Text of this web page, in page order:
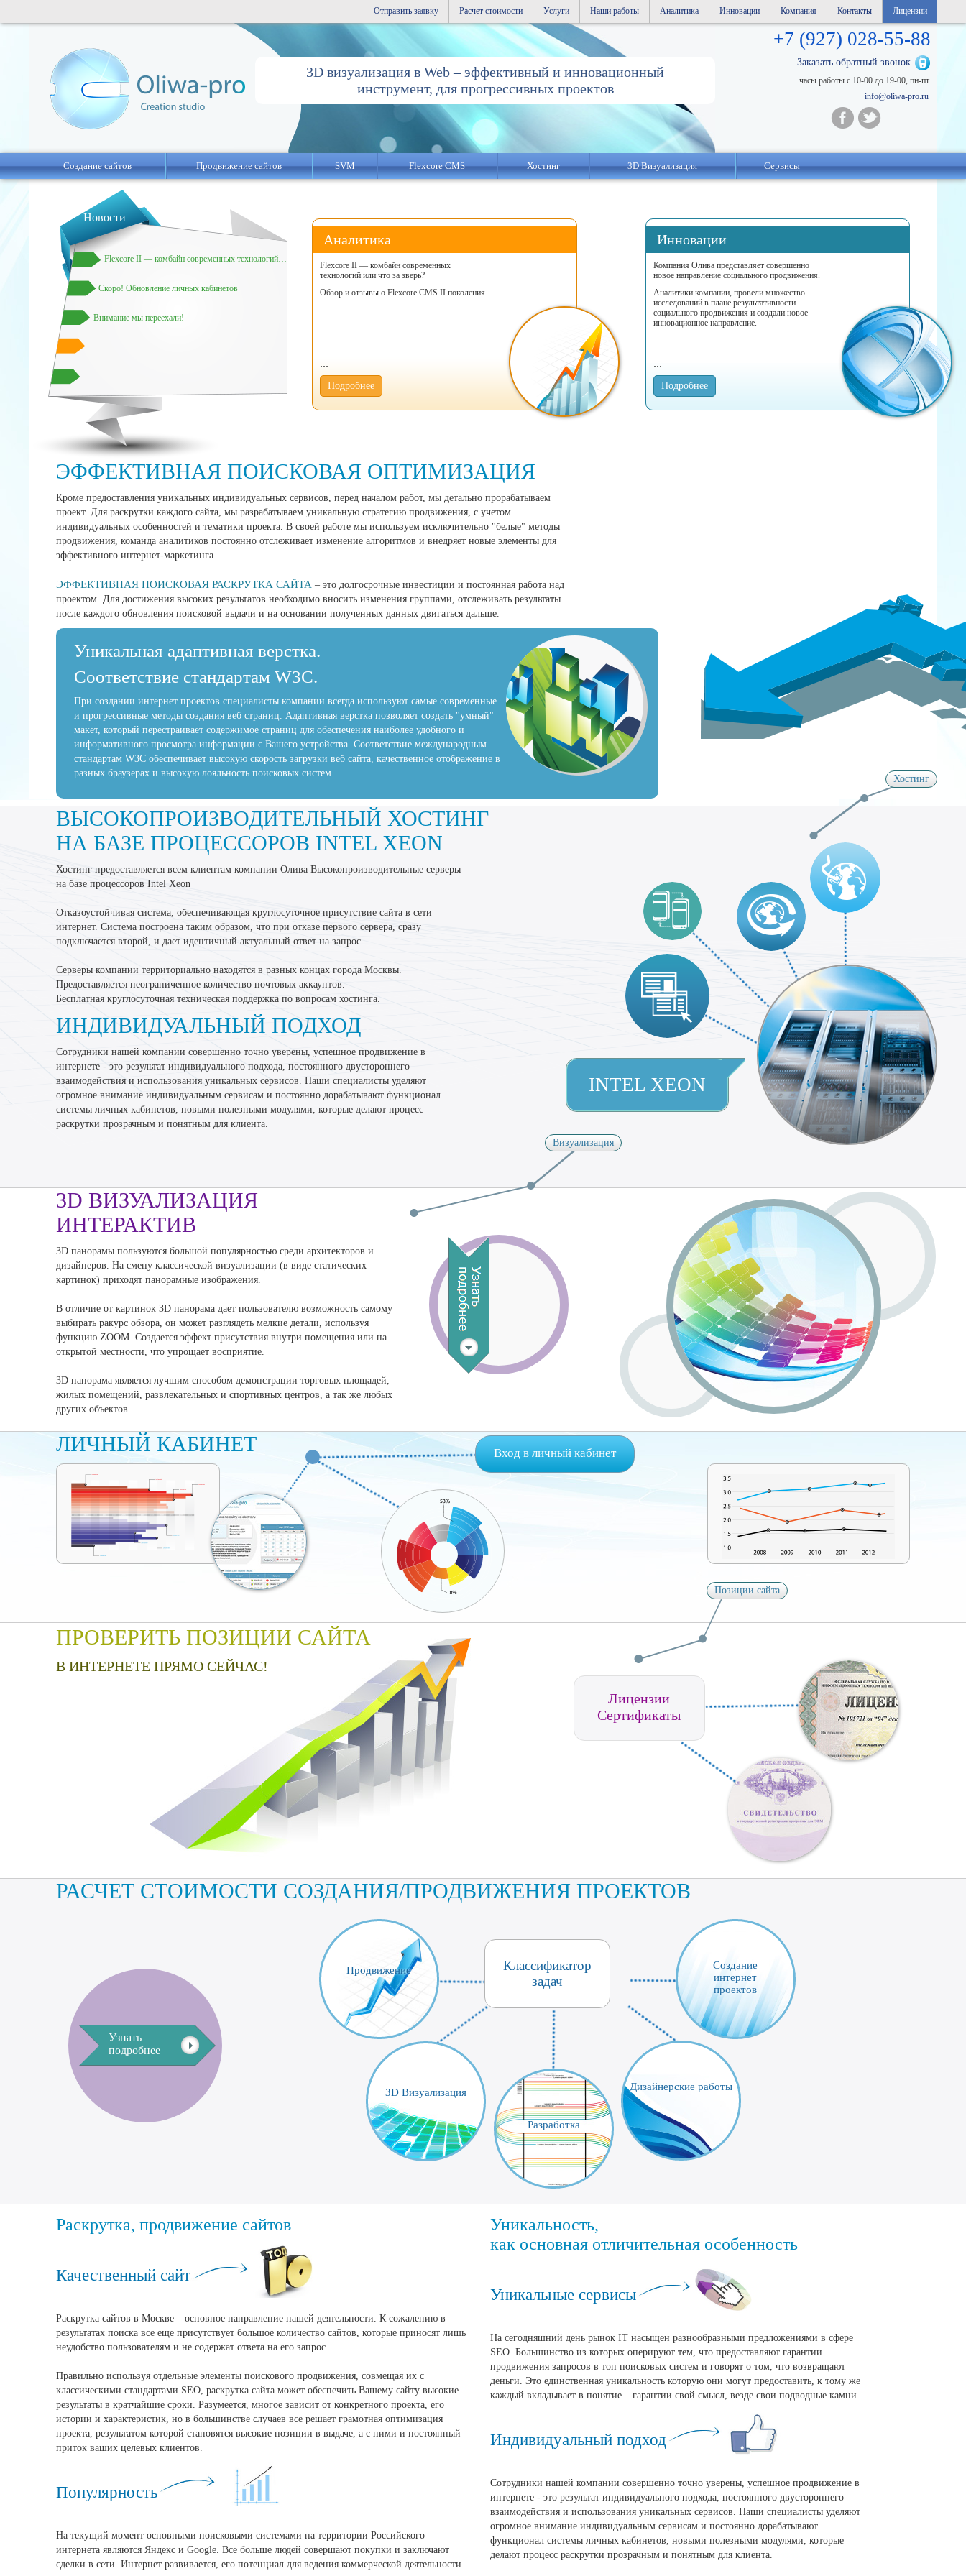
Отправить заявку Расчет стоимости Услуги Наши работы Аналитика Инновации Компания Контакты Лицензии
+7 (927) 028-55-88
Заказать обратный звонок
часы работы с 10-00 до 19-00, пн-пт
info@oliwa-pro.ru
3D визуализация в Web – эффективный и инновационный
инструмент, для прогрессивных проектов
Создание сайтов Продвижение сайтов SVM Flexcore CMS Хостинг 3D Визуализация Сервисы
Новости
Flexcore II — комбайн современных технологий или что за зверь?
Скоро! Обновление личных кабинетов
Внимание мы переехали!
Аналитика
Flexcore II — комбайн современных
технологий или что за зверь?
Обзор и отзывы о Flexcore CMS II поколения
Подробнее
Инновации
Компания Олива представляет совершенно
новое направление социального продвижения.
Аналитики компании, провели множество
исследований в плане результативности
социального продвижения и создали новое
инновационное направление.
Подробнее
ЭФФЕКТИВНАЯ ПОИСКОВАЯ ОПТИМИЗАЦИЯ
Кроме предоставления уникальных индивидуальных сервисов, перед началом работ, мы детально прорабатываем
проект. Для раскрутки каждого сайта, мы разрабатываем уникальную стратегию продвижения, с учетом
индивидуальных особенностей и тематики проекта. В своей работе мы используем исключительно "белые" методы
продвижения, команда аналитиков постоянно отслеживает изменение алгоритмов и внедряет новые элементы для
эффективного интернет-маркетинга.
ЭФФЕКТИВНАЯ ПОИСКОВАЯ РАСКРУТКА САЙТА – это долгосрочные инвестиции и постоянная работа над
проектом. Для достижения высоких результатов необходимо вносить изменения группами, отслеживать результаты
после каждого обновления поисковой выдачи и на основании полученных данных двигаться дальше.
Уникальная адаптивная верстка.
Соответствие стандартам W3C.
При создании интернет проектов специалисты компании всегда используют самые современные
и прогрессивные методы создания веб страниц. Адаптивная верстка позволяет создать "умный"
макет, который перестраивает содержимое страниц для обеспечения наиболее удобного и
информативного просмотра информации с Вашего устройства. Соответствие международным
стандартам W3C обеспечивает высокую скорость загрузки веб сайта, качественное отображение в
разных браузерах и высокую лояльность поисковых систем.
Хостинг
INTEL XEON
ВЫСОКОПРОИЗВОДИТЕЛЬНЫЙ ХОСТИНГ
НА БАЗЕ ПРОЦЕССОРОВ INTEL XEON
Хостинг предоставляется всем клиентам компании Олива Высокопроизводительные серверы
на базе процессоров Intel Xeon
Отказоустойчивая система, обеспечивающая круглосуточное присутствие сайта в сети
интернет. Система построена таким образом, что при отказе первого сервера, сразу
подключается второй, и дает идентичный актуальный ответ на запрос.
Cерверы компании территориально находятся в разных концах города Москвы.
Предоставляется неограниченное количество почтовых аккаунтов.
Бесплатная круглосуточная техническая поддержка по вопросам хостинга.
ИНДИВИДУАЛЬНЫЙ ПОДХОД
Сотрудники нашей компании совершенно точно уверены, успешное продвижение в
интернете - это результат индивидуального подхода, постоянного двустороннего
взаимодействия и использования уникальных сервисов. Наши специалисты уделяют
огромное внимание индивидуальным сервисам и постоянно дорабатывают функционал
системы личных кабинетов, новыми полезными модулями, которые делают процесс
раскрутки прозрачным и понятным для клиента.
Визуализация
3D ВИЗУАЛИЗАЦИЯ
ИНТЕРАКТИВ
3D панорамы пользуются большой популярностью среди архитекторов и
дизайнеров. На смену классической визуализации (в виде статических
картинок) приходят панорамные изображения.
В отличие от картинок 3D панорама дает пользователю возможность самому
выбирать ракурс обзора, он может разглядеть мелкие детали, используя
функцию ZOOM. Создается эффект присутствия внутри помещения или на
открытой местности, что упрощает восприятие.
3D панорама является лучшим способом демонстрации торговых площадей,
жилых помещений, развлекательных и спортивных центров, а так же любых
других объектов.
ЛИЧНЫЙ КАБИНЕТ Вход в личный кабинет
Позиции сайта
Лицензии
Сертификаты
ПРОВЕРИТЬ ПОЗИЦИИ САЙТА
В ИНТЕРНЕТЕ ПРЯМО СЕЙЧАС!
РАСЧЕТ СТОИМОСТИ СОЗДАНИЯ/ПРОДВИЖЕНИЯ ПРОЕКТОВ
Классификатор
задач
Продвижение
3D Визуализация
Разработка
Дизайнерские работы
Создание
интернет
проектов
Узнать
подробнее
Раскрутка, продвижение сайтов
Качественный сайт
Раскрутка сайтов в Москве – основное направление нашей деятельности. К сожалению в
результатах поиска все еще присутствует большое количество сайтов, которые приносят лишь
неудобство пользователям и не содержат ответа на его запрос.
Правильно используя отдельные элементы поискового продвижения, совмещая их с
классическими стандартами SEO, раскрутка сайта может обеспечить Вашему сайту высокие
результаты в кратчайшие сроки. Разумеется, многое зависит от конкретного проекта, его
истории и характеристик, но в большинстве случаев все решает грамотная оптимизация
проекта, результатом которой становятся высокие позиции в выдаче, а с ними и постоянный
приток ваших целевых клиентов.
Популярность
На текущий момент основными поисковыми системами на территории Российского
интернета являются Яндекс и Google. Все больше людей совершают покупки и заключают
сделки в сети. Интернет развивается, его потенциал для ведения коммерческой деятельности
Уникальность,
как основная отличительная особенность
Уникальные сервисы
На сегодняшний день рынок IT насыщен разнообразными предложениями в сфере
SEO. Большинство из которых оперируют тем, что предоставляют гарантии
продвижения запросов в топ поисковых систем и говорят о том, что возвращают
деньги. Это единственная уникальность которую они могут предоставить, к тому же
каждый вкладывает в понятие – гарантии свой смысл, везде свои подводные камни.
Индивидуальный подход
Сотрудники нашей компании совершенно точно уверены, успешное продвижение в
интернете - это результат индивидуального подхода, постоянного двустороннего
взаимодействия и использования уникальных сервисов. Наши специалисты уделяют
огромное внимание индивидуальным сервисам и постоянно дорабатывают
функционал системы личных кабинетов, новыми полезными модулями, которые
делают процесс раскрутки прозрачным и понятным для клиента.